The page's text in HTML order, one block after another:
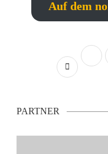
Auf dem
PARTNER